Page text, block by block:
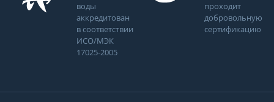
воды
аккредитован
в соответствии
ИСО/МЭК
17025-2005
проходит
добровольную
сертификацию